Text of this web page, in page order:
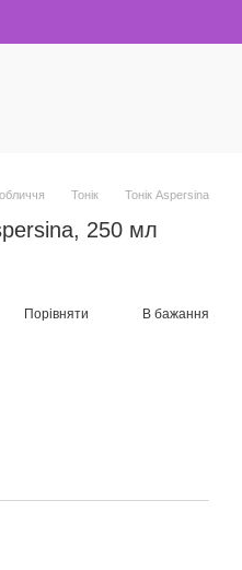
Тонік Тонік Aspersina
250 мл
Порівняти В бажання